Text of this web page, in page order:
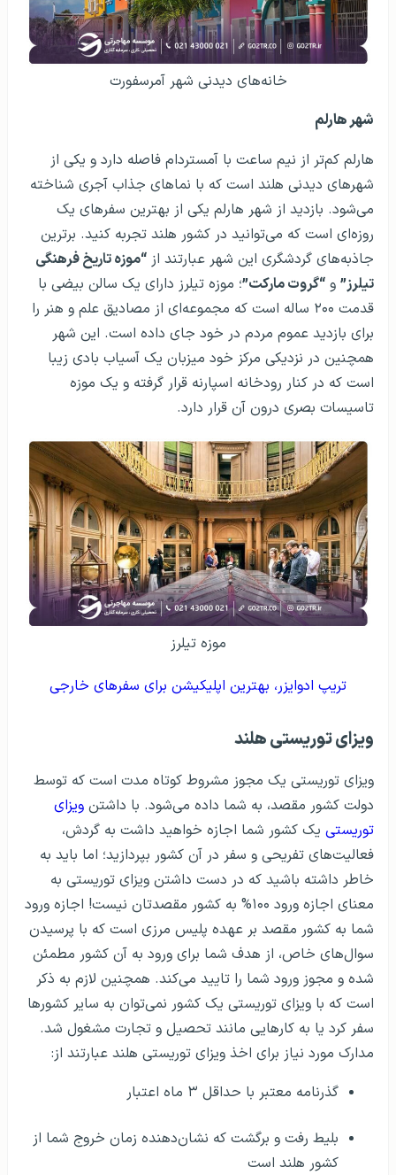
خانه‌های دیدنی شهر آمرسفورت
شهر هارلم
هارلم کم‌تر از نیم ساعت با آمستردام فاصله دارد و یکی از
شهرهای دیدنی هلند است که با نماهای جذاب آجری شناخته
می‌شود. بازدید از شهر هارلم یکی از بهترین سفرهای یک
روزه‌ای است که می‌توانید در کشور هلند تجربه کنید. برترین
جاذبه‌های گردشگری این شهر عبارتند از “موزه تاریخ فرهنگی
تیلرز” و “گروت مارکت”؛ موزه تیلرز دارای یک سالن بیضی با
قدمت ۲۰۰ ساله است که مجموعه‌ای از مصادیق علم و هنر را
برای بازدید عموم مردم در خود جای داده است. این شهر
همچنین در نزدیکی مرکز خود میزبان یک آسیاب بادی زیبا
است که در کنار رودخانه اسپارنه قرار گرفته و یک موزه
تاسیسات بصری درون آن قرار دارد.
موزه تیلرز
تریپ ادوایزر، بهترین اپلیکیشن برای سفرهای خارجی
ویزای توریستی هلند
ویزای توریستی یک مجوز مشروط کوتاه مدت است که توسط
دولت کشور مقصد، به شما داده می‌شود. با داشتن ویزای
توریستی یک کشور شما اجازه خواهید داشت به گردش،
فعالیت‌های تفریحی و سفر در آن کشور بپردازید؛ اما باید به
خاطر داشته باشید که در دست داشتن ویزای توریستی به
معنای اجازه ورود ۱۰۰% به کشور مقصدتان نیست! اجازه ورود
شما به کشور مقصد بر عهده پلیس مرزی است که با پرسیدن
سوال‌های خاص، از هدف شما برای ورود به آن کشور مطمئن
شده و مجوز ورود شما را تایید می‌کند. همچنین لازم به ذکر
است که با ویزای توریستی یک کشور نمی‌توان به سایر کشورها
سفر کرد یا به کارهایی مانند تحصیل و تجارت مشغول شد.
مدارک مورد نیاز برای اخذ ویزای توریستی هلند عبارتند از:
گذرنامه معتبر با حداقل ۳ ماه اعتبار
بلیط رفت و برگشت که نشان‌دهنده زمان خروج شما از
کشور هلند است